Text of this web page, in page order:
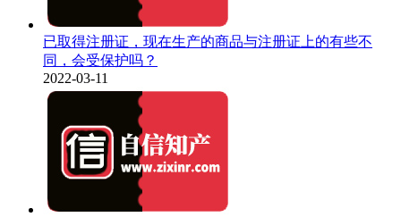
已取得注册证，现在生产的商品与注册证上的有些不
同，会受保护吗？
2022-03-11